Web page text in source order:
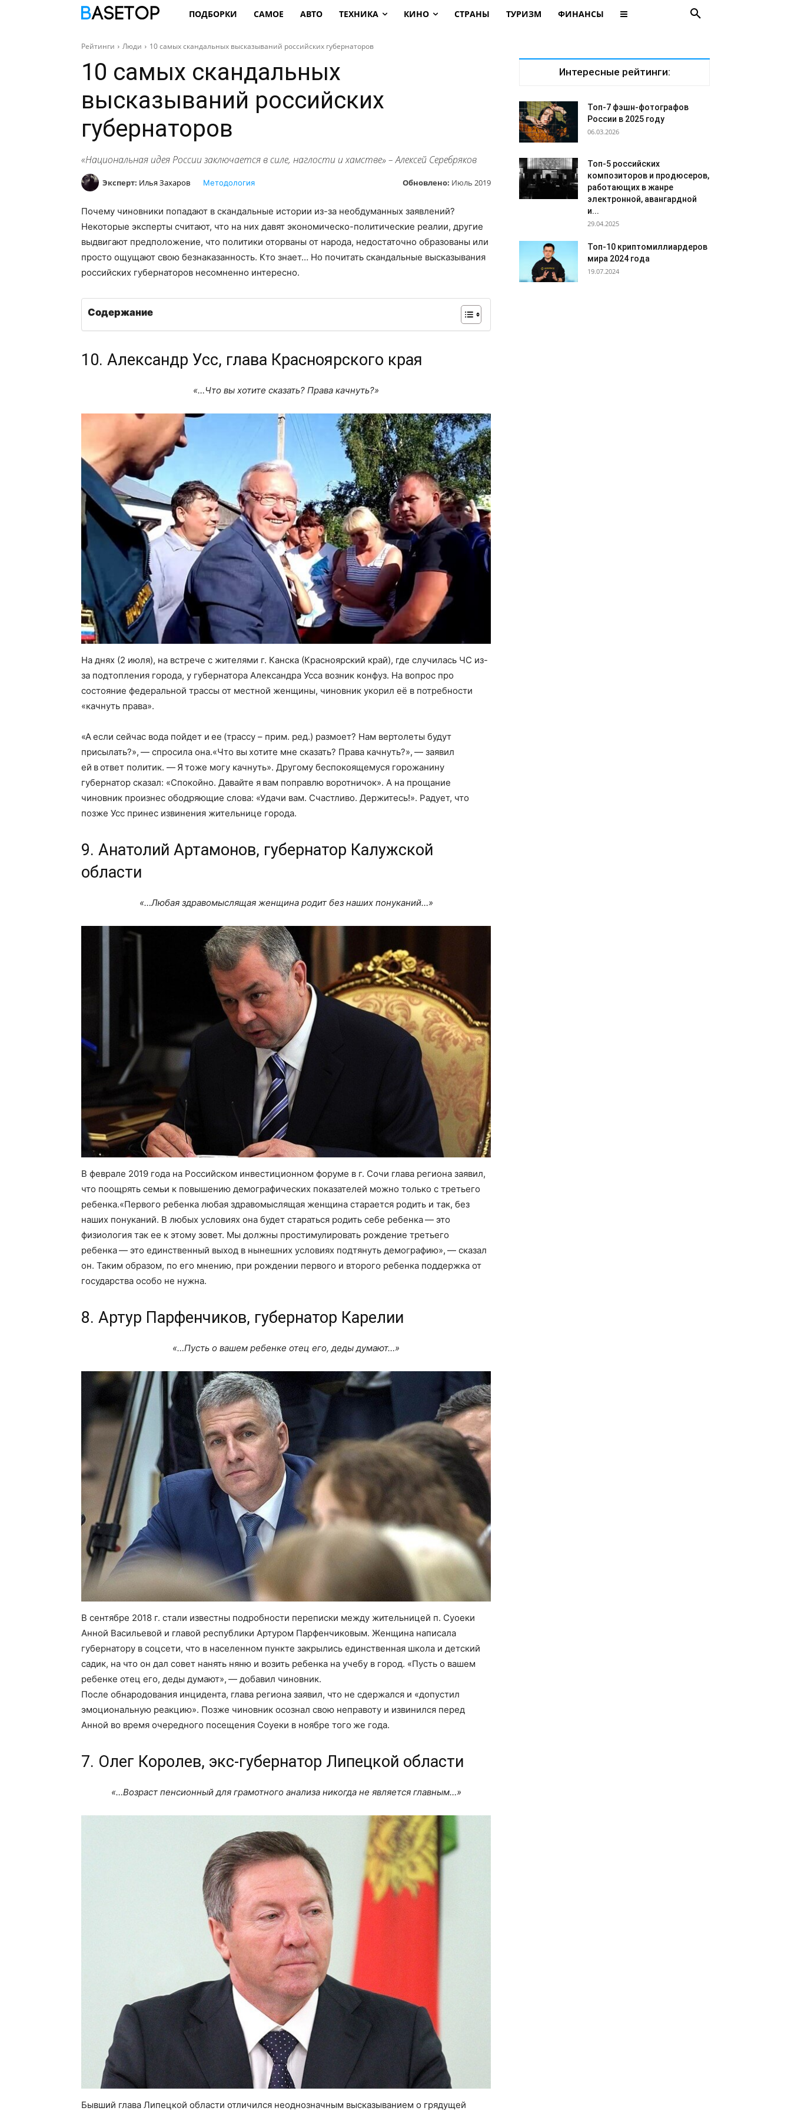
ПОДБОРКИ САМОЕ АВТО ТЕХНИКА КИНО СТРАНЫ ТУРИЗМ ФИНАНСЫ
Рейтинги Люди 10 самых скандальных высказываний российских губернаторов
10 самых скандальных
высказываний российских
губернаторов
«Национальная идея России заключается в силе, наглости и хамстве» – Алексей Серебряков
Эксперт: Илья Захаров Обновлено: Июль 2019
Методология
Почему чиновники попадают в скандальные истории из-за необдуманных заявлений?
Некоторые эксперты считают, что на них давят экономическо-политические реалии, другие
выдвигают предположение, что политики оторваны от народа, недостаточно образованы или
просто ощущают свою безнаказанность. Кто знает… Но почитать скандальные высказывания
российских губернаторов несомненно интересно.
Содержание
10. Александр Усс, глава Красноярского края
«…Что вы хотите сказать? Права качнуть?»
На днях (2 июля), на встрече с жителями г. Канска (Красноярский край), где случилась ЧС из-
за подтопления города, у губернатора Александра Усса возник конфуз. На вопрос про
состояние федеральной трассы от местной женщины, чиновник укорил её в потребности
«качнуть права».
«А если сейчас вода пойдет и ее (трассу – прим. ред.) размоет? Нам вертолеты будут
присылать?», — спросила она.«Что вы хотите мне сказать? Права качнуть?», — заявил
ей в ответ политик. — Я тоже могу качнуть». Другому беспокоящемуся горожанину
губернатор сказал: «Спокойно. Давайте я вам поправлю воротничок». А на прощание
чиновник произнес ободряющие слова: «Удачи вам. Счастливо. Держитесь!». Радует, что
позже Усс принес извинения жительнице города.
9. Анатолий Артамонов, губернатор Калужской
области
«…Любая здравомыслящая женщина родит без наших понуканий…»
В феврале 2019 года на Российском инвестиционном форуме в г. Сочи глава региона заявил,
что поощрять семьи к повышению демографических показателей можно только с третьего
ребенка.«Первого ребенка любая здравомыслящая женщина старается родить и так, без
наших понуканий. В любых условиях она будет стараться родить себе ребенка — это
физиология так ее к этому зовет. Мы должны простимулировать рождение третьего
ребенка — это единственный выход в нынешних условиях подтянуть демографию», — сказал
он. Таким образом, по его мнению, при рождении первого и второго ребенка поддержка от
государства особо не нужна.
8. Артур Парфенчиков, губернатор Карелии
«…Пусть о вашем ребенке отец его, деды думают…»
В сентябре 2018 г. стали известны подробности переписки между жительницей п. Суоеки
Анной Васильевой и главой республики Артуром Парфенчиковым. Женщина написала
губернатору в соцсети, что в населенном пункте закрылись единственная школа и детский
садик, на что он дал совет нанять няню и возить ребенка на учебу в город. «Пусть о вашем
ребенке отец его, деды думают», — добавил чиновник.
После обнародования инцидента, глава региона заявил, что не сдержался и «допустил
эмоциональную реакцию». Позже чиновник осознал свою неправоту и извинился перед
Анной во время очередного посещения Соуеки в ноябре того же года.
7. Олег Королев, экс-губернатор Липецкой области
«…Возраст пенсионный для грамотного анализа никогда не является главным…»
Бывший глава Липецкой области отличился неоднозначным высказыванием о грядущей
Интересные рейтинги:
Топ-7 фэшн-фотографов
России в 2025 году
06.03.2026
Топ-5 российских
композиторов и продюсеров,
работающих в жанре
электронной, авангардной
и...
29.04.2025
Топ-10 криптомиллиардеров
мира 2024 года
19.07.2024